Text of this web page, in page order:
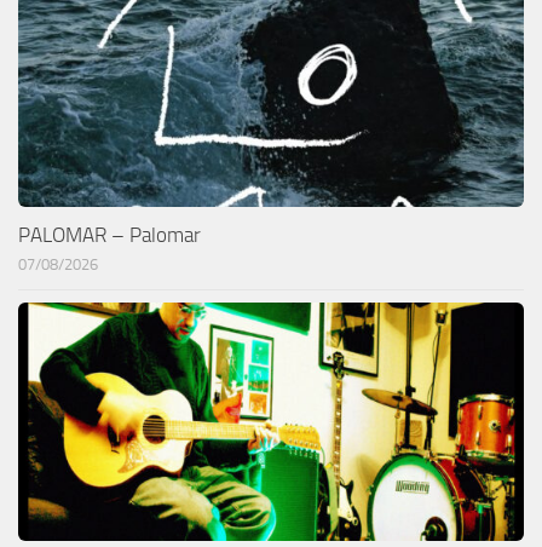
PALOMAR – Palomar
07/08/2026